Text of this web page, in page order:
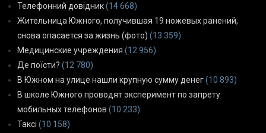
Телефонний довідник(14 668)
Жительница Южного, получившая 19 ножевых ранений,
снова опасается за жизнь (фото) (13 359)
Медицинские учреждения (12 956)
Де поїсти? (12 780)
В Южном на улице нашли крупную сумму денег(10 893)
В школе Южного проводят эксперимент по запрету
мобильных телефонов (10 233)
Таксі (10 158)